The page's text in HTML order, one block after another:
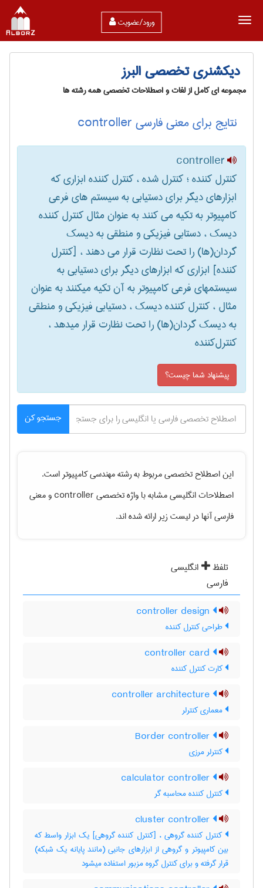
ورود/عضویت
دیکشنری تخصصی البرز
مجموعه ای کامل از لغات و اصطلاحات تخصصی همه رشته ها
نتایج برای معنی فارسی controller
controller
کنترل کننده ؛ کنترل شده ، کنترل کننده ابزاری که
ابزارهای دیگر برای دستیابی به سیستم های فرعی
کامپیوتر به تکیه می کنند به عنوان مثال کنترل کننده
دیسک ، دستابی فیزیکی و منطقی به دیسک
گردان(ها) را تحت نظارت قرار می دهند ، [کنترل
کننده] ابزاری که ابزارهای دیگر برای دستیابی به
سیستمهای فرعی کامپیوتر به آن تکیه میکنند به عنوان
مثال ، کنترل کننده دیسک ، دستیابی فیزیکی و منطقی
به دیسک گردان(ها) را تحت نظارت قرار میدهد ،
کنترل‌کننده
پیشنهاد شما چیست؟
جستجو کن
این اصطلاح تخصصی مربوط به رشتهمهندسی كامپيوتراست.
اصطلاحات انگلیسی مشابه با واژه تخصصیcontrollerو معنی
فارسی آنها در لیست زیر ارائه شده اند.
تلفظ
انگلیسی
فارسی
طراحی کنترل کننده
کارت کنترل کننده
معماری کنترلر
کنترلر مرزی
کنترل کننده محاسبه گر
کنترل کننده گروهی ، [کنترل کننده گروهی] یک ابزار واسط که
بین کامپیوتر و گروهی از ابزارهای جانبی (مانند پایانه یک شبکه)
قرار گرفته و برای کنترل گروه مزبور استفاده میشود